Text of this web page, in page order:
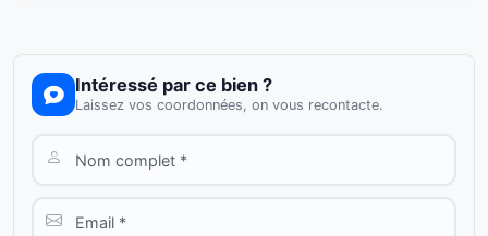
Intéressé par ce bien ?
Laissez vos coordonnées, on vous recontacte.